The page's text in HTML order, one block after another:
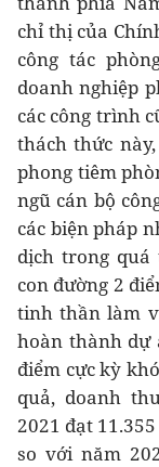
chỉ thị của
công tác
doanh nghiệp
các công trình
thách thức
phong tiêm
ngũ cán bộ
các biện pháp
dịch trong quá
con đường 2
tinh thần làm
hoàn thành dự
điểm cực kỳ
quả, doanh
2021 đạt
so với năm